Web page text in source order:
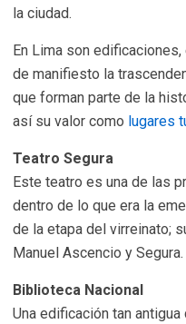
la ciudad.
En Lima son
de manifiesto la
que forman parte de la
así su valor como lugares
Teatro Segura
Este teatro es una de las
dentro de lo que era la
de la etapa del virreinato;
Manuel Ascencio y Segura.
Biblioteca Nacional
Una edificación tan